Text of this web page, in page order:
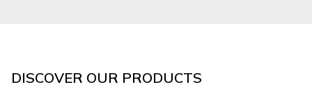
DISCOVER OUR PRODUCTS